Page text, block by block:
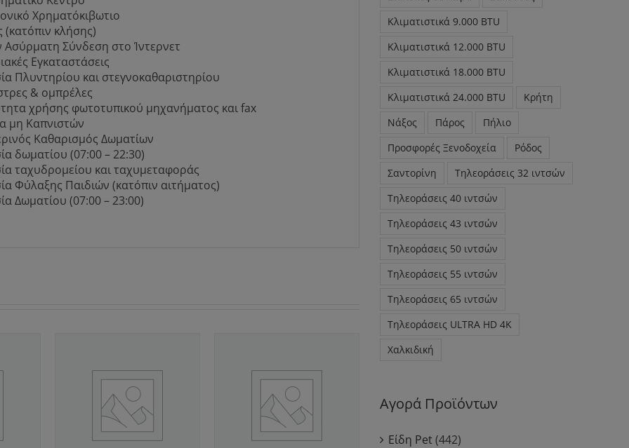
Χρηματόκιβωτιο
(κατόπιν κλήσης)
Σύνδεση στο Ίντερνετ
Εγκαταστάσεις
Πλυντηρίου και στεγνοκαθαριστηρίου
& ομπρέλες
χρήσης φωτοτυπικού μηχανήματος και fax
μη Καπνιστών
Καθαρισμός Δωματίων
δωματίου (07:00 – 22:30)
ταχυδρομείου και ταχυμεταφοράς
Φύλαξης Παιδιών (κατόπιν αιτήματος)
Δωματίου (07:00 – 23:00)
ΔΕΊΤΕ ΠΕΡΙΣΣΌΤΕΡΑ
ΛΕΠΤΟΜΈΡΕΙΕΣ
Κλιματιστικά 9.000 BTU
Κλιματιστικά 12.000 BTU
Κλιματιστικά 18.000 BTU
Κλιματιστικά 24.000 BTU
Κρήτη
Νάξος
Πάρος
Πήλιο
Προσφορές Ξενοδοχεία
Ρόδος
Σαντορίνη
Τηλεοράσεις 32 ιντσών
Τηλεοράσεις 40 ιντσών
Τηλεοράσεις 43 ιντσών
Τηλεοράσεις 50 ιντσών
Τηλεοράσεις 55 ιντσών
Τηλεοράσεις 65 ιντσών
Τηλεοράσεις ULTRA HD 4K
Χαλκιδική
Αγορά Προϊόντων
Είδη Pet(442)